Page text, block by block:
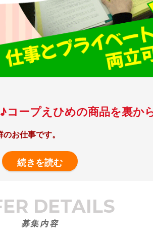
コープえひめの商品を裏
お仕事です。
DETAILS
募集内容